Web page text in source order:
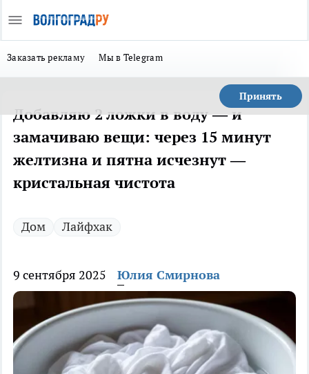
Заказать рекламу Мы в Telegram
Принять
Добавляю 2 ложки в воду — и
замачиваю вещи: через 15 минут
желтизна и пятна исчезнут —
кристальная чистота
Дом Лайфхак
9 сентября 2025 Юлия Смирнова